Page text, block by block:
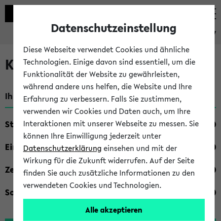
eKVV
Kombisuche im eKVV
Ihre Suchkriterien:
Studienfach
Einrichtung
Zeiten
Sonstiges
Datenschutzeinstellung
Diese Webseite verwendet Cookies und ähnliche
Technologien. Einige davon sind essentiell, um die
Funktionalität der Website zu gewährleisten,
während andere uns helfen, die Website und Ihre
Erfahrung zu verbessern. Falls Sie zustimmen,
verwenden wir Cookies und Daten auch, um Ihre
Interaktionen mit unserer Webseite zu messen. Sie
können Ihre Einwilligung jederzeit unter
Datenschutzerklärung einsehen und mit der
Wirkung für die Zukunft widerrufen. Auf der Seite
finden Sie auch zusätzliche Informationen zu den
verwendeten Cookies und Technologien.
Alle akzeptieren